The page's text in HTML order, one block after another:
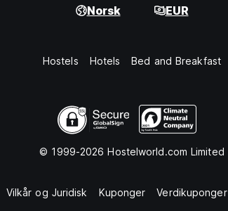
Norsk EUR
Hostels Hotels Bed and Breakfast
© 1999-2026 Hostelworld.com Limited
Vilkår og Juridisk Kuponger Verdikuponger